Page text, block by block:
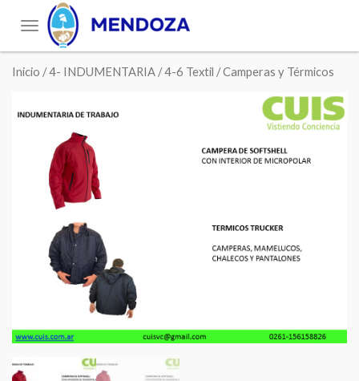
Toggle
navigation
Inicio /4- INDUMENTARIA /4-6 Textil / Camperas y Térmicos